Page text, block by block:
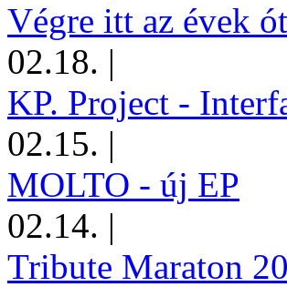
Végre itt az évek
02.18. |
KP. Project -
02.15. |
MOLTO - új EP
02.14. |
Tribute Maraton